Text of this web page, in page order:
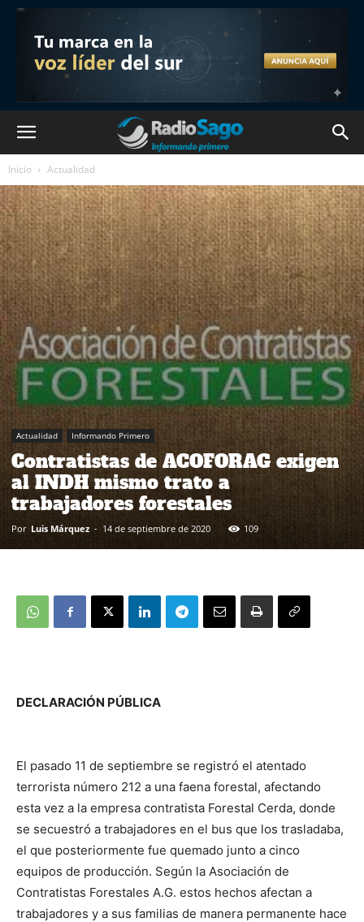
Inicio Actualidad
Actualidad Informando Primero
Contratistas de ACOFORAG exigen
al INDH mismo trato a
trabajadores forestales
Por Luis Márquez - 14 de septiembre de 2020 109
DECLARACIÓN PÚBLICA
El pasado 11 de septiembre se registró el atentado
terrorista número 212 a una faena forestal, afectando
esta vez a la empresa contratista Forestal Cerda, donde
se secuestró a trabajadores en el bus que los trasladaba,
el que posteriormente fue quemado junto a cinco
equipos de producción. Según la Asociación de
Contratistas Forestales A.G. estos hechos afectan a
trabajadores y a sus familias de manera permanente hace